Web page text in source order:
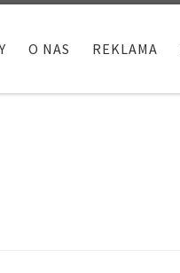
O NAS REKLAMA